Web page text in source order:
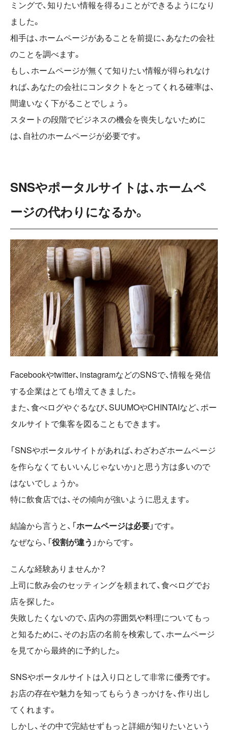
ミングで、知りたい情報を得る」ことができるようになり
ました。
相手は、ホームページがあることを前提に、あなたの会社
のことを調べます。
もし、ホームページが無くて知りたい情報が得られなけ
れば、あなたの会社にコンタクトをとってくれる確率は、
間違いなく下がることでしょう。
スタートの段階でビジネスの機会を喪失しないために
は、自社のホームページが必要です。
SNSやポータルサイトは、ホームペ
ージの代わりになるか。
Facebookやtwitter、instagramなどのSNSで、情報を発信
する企業はとても増えてきました。
また、食べログやぐるなび、SUUMOやCHINTAIなど、ポー
タルサイトで集客を図ることもできます。
「SNSやポータルサイトがあれば、わざわざホームページ
を作らなくてもいいんじゃないか」と思う方は多いので
はないでしょうか。
特に飲食店では、その傾向が強いように思えます。
結論から言うと、「ホームページは必要」です。
なぜなら、「役割が違う 」からです。
こんな経験ありませんか？
上司に飲み会のセッティングを頼まれて、食べログでお
店を探した。
失敗したくないので、店内の雰囲気や料理についてもっ
と知るために、そのお店の名前を検索して、ホームページ
を見てから最終的に予約した。
SNSやポータルサイトは入り口として非常に優秀です。
お店の存在や魅力を知ってもらうきっかけを、作り出し
てくれます。
しかし、その中で完結せずもっと詳細が知りたいという